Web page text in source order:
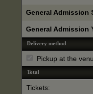
General Admission
General Admission
Delivery method
Pickup at the
Total
Tickets: